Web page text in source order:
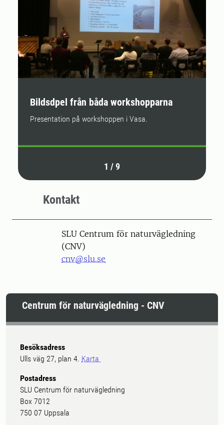
Bildsdpel från båda workshopparna
Presentation på workshoppen i Vasa.
1 /9
Kontakt
SLU Centrum för naturvägledning
(CNV)
cnv@slu.se
Centrum för naturvägledning - CNV
Besöksadress
Ulls väg 27, plan 4. Karta
Postadress
SLU Centrum för naturvägledning
Box 7012
750 07 Uppsala